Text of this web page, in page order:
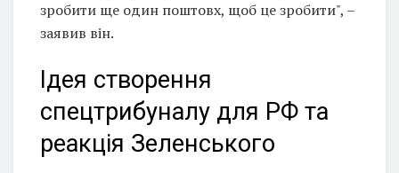
зробити ще один поштовх, щоб це зробити", –
заявив він.
Ідея створення
спецтрибуналу для РФ та
реакція Зеленського